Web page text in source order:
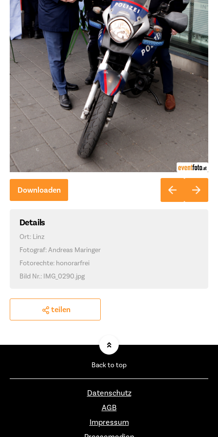
Downloaden
Details
Ort: Linz
Fotograf: Andreas Maringer
Fotorechte: honorarfrei
Bild Nr.: IMG_0290.jpg
teilen
Back to top
Datenschutz
AGB
Impressum